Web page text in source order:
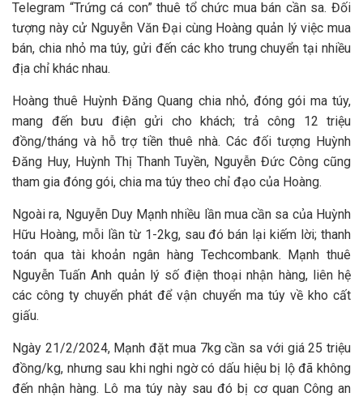
Telegram “Trứng cá con” thuê tổ chức mua bán cần sa. Đối
tượng này cử Nguyễn Văn Đại cùng Hoàng quản lý việc mua
bán, chia nhỏ ma túy, gửi đến các kho trung chuyển tại nhiều
địa chỉ khác nhau.
Hoàng thuê Huỳnh Đăng Quang chia nhỏ, đóng gói ma túy,
mang đến bưu điện gửi cho khách; trả công 12 triệu
đồng/tháng và hỗ trợ tiền thuê nhà. Các đối tượng Huỳnh
Đăng Huy, Huỳnh Thị Thanh Tuyền, Nguyễn Đức Công cũng
tham gia đóng gói, chia ma túy theo chỉ đạo của Hoàng.
Ngoài ra, Nguyễn Duy Mạnh nhiều lần mua cần sa của Huỳnh
Hữu Hoàng, mỗi lần từ 1-2kg, sau đó bán lại kiếm lời; thanh
toán qua tài khoản ngân hàng Techcombank. Mạnh thuê
Nguyễn Tuấn Anh quản lý số điện thoại nhận hàng, liên hệ
các công ty chuyển phát để vận chuyển ma túy về kho cất
giấu.
Ngày 21/2/2024, Mạnh đặt mua 7kg cần sa với giá 25 triệu
đồng/kg, nhưng sau khi nghi ngờ có dấu hiệu bị lộ đã không
đến nhận hàng. Lô ma túy này sau đó bị cơ quan Công an